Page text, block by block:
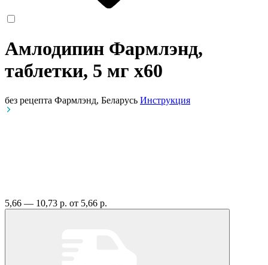
Амлодипин Фармлэнд,
таблетки, 5 мг x60
без рецепта Фармлэнд, Беларусь Инструкция
5,66 — 10,73 р. от 5,66 р.